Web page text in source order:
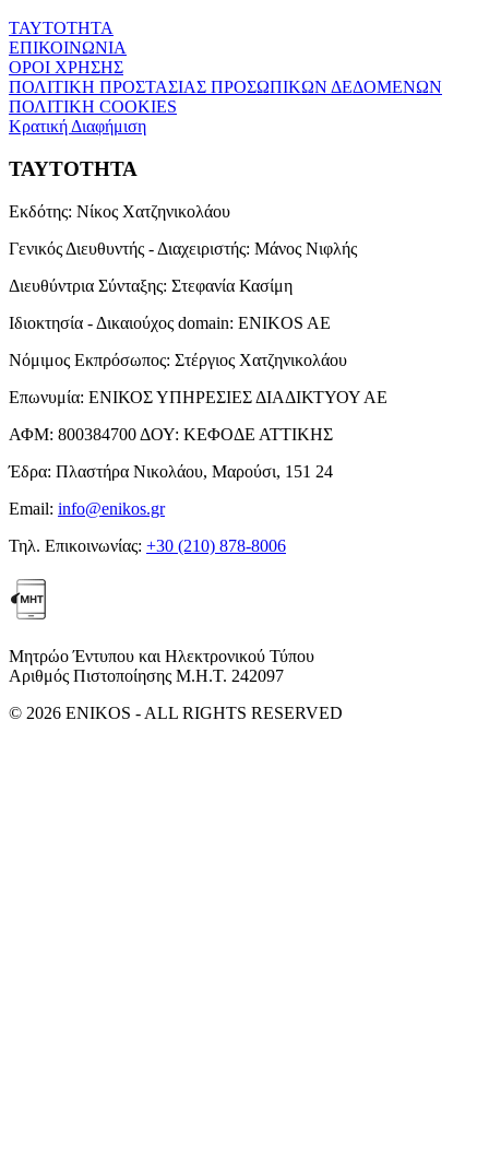
ΤΑΥΤΟΤΗΤΑ
ΕΠΙΚΟΙΝΩΝΙΑ
ΟΡΟΙ ΧΡΗΣΗΣ
ΠΟΛΙΤΙΚΗ ΠΡΟΣΤΑΣΙΑΣ ΠΡΟΣΩΠΙΚΩΝ ΔΕΔΟΜΕΝΩΝ
ΠΟΛΙΤΙΚΗ COOKIES
Κρατική Διαφήμιση
ΤΑΥΤΟΤΗΤΑ
Εκδότης: Νίκος Χατζηνικολάου
Γενικός Διευθυντής - Διαχειριστής: Μάνος Νιφλής
Διευθύντρια Σύνταξης: Στεφανία Κασίμη
Ιδιοκτησία - Δικαιούχος domain: ENIKOS AE
Νόμιμος Εκπρόσωπος: Στέργιος Χατζηνικολάου
Επωνυμία: ΕΝΙΚΟΣ ΥΠΗΡΕΣΙΕΣ ΔΙΑΔΙΚΤΥΟΥ ΑΕ
ΑΦΜ: 800384700 ΔΟΥ: ΚΕΦΟΔΕ ΑΤΤΙΚΗΣ
Έδρα: Πλαστήρα Νικολάου, Μαρούσι, 151 24
Email: info@enikos.gr
Τηλ. Επικοινωνίας: +30 (210) 878-8006
Μητρώο Έντυπου και Ηλεκτρονικού Τύπου
Αριθμός Πιστοποίησης Μ.Η.Τ. 242097
© 2026 ENIKOS - ALL RIGHTS RESERVED